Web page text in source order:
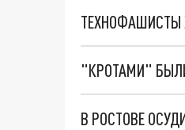
ТЕХНОФАШИСТЫ
"КРОТАМИ"
В РОСТОВЕ